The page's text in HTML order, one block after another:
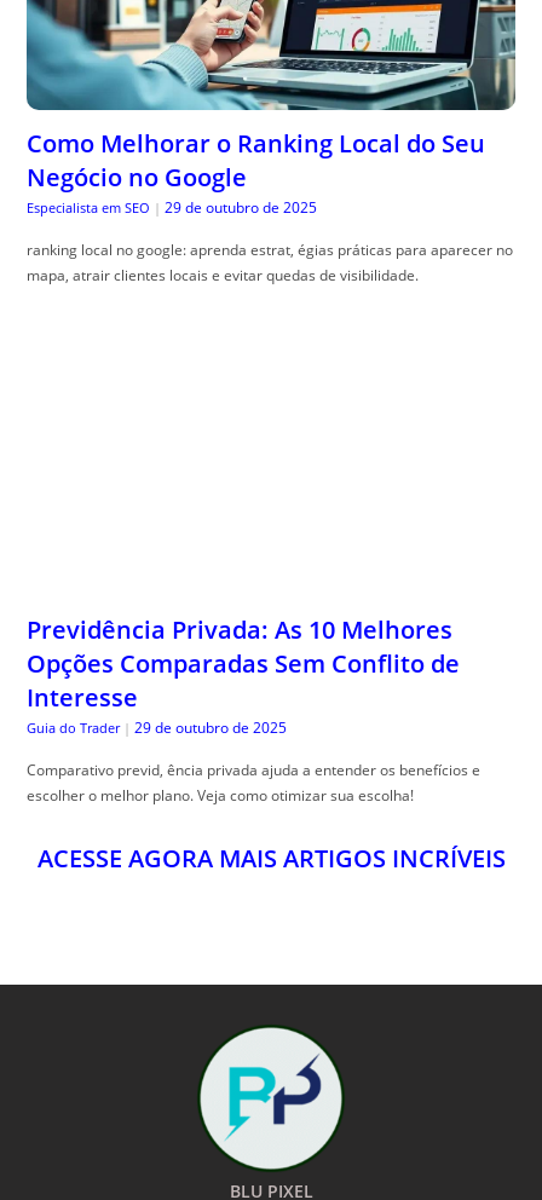
Como Melhorar o Ranking Local do Seu
Negócio no Google
Especialista em SEO | 29 de outubro de 2025
ranking local no google: aprenda estrat, égias práticas para aparecer no
mapa, atrair clientes locais e evitar quedas de visibilidade.
Previdência Privada: As 10 Melhores
Opções Comparadas Sem Conflito de
Interesse
Guia do Trader | 29 de outubro de 2025
Comparativo previd, ência privada ajuda a entender os benefícios e
escolher o melhor plano. Veja como otimizar sua escolha!
ACESSE AGORA MAIS ARTIGOS INCRÍVEIS
BLU PIXEL